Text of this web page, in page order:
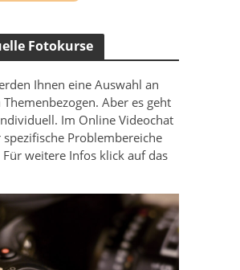
Fotokurse
Ihnen eine Auswahl an
Aber es geht
Im Online Videochat
Problembereiche
weitere Infos klick auf das